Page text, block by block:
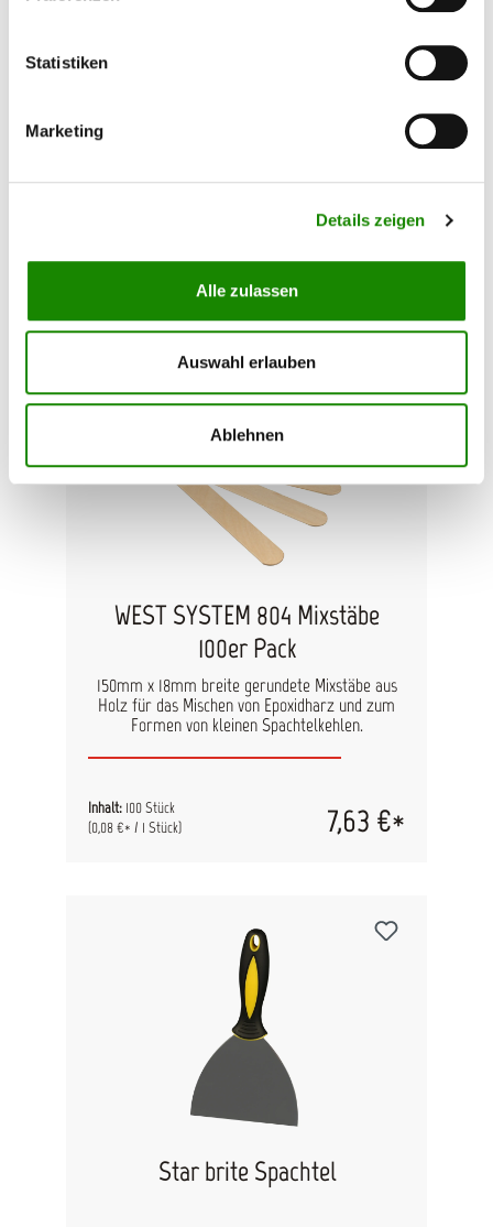
Statistiken
Marketing
Details zeigen
Alle zulassen
Auswahl erlauben
Ablehnen
WEST SYSTEM 804 Mixstäbe 6er
150mm x 18mm breite gerundete Mixstäbe aus
0,76 €*
WEST SYSTEM 804 Mixstäbe
100er Pack
150mm x 18mm breite gerundete Mixstäbe aus
Holz für das Mischen von Epoxidharz und zum
Formen von kleinen Spachtelkehlen.
Inhalt: 100 Stück
(0,08 €* / 1 Stück)
7,63 €*
Star brite Spachtel